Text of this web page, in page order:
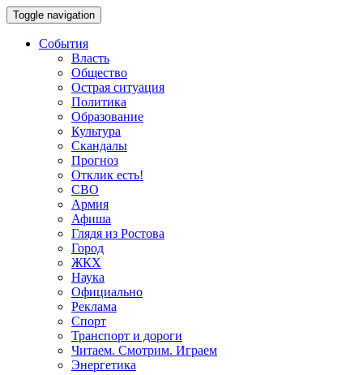
Toggle navigation
События
Власть
Общество
Острая ситуация
Политика
Образование
Культура
Скандалы
Прогноз
Отклик есть!
СВО
Армия
Афиша
Глядя из Ростова
Город
ЖКХ
Наука
Официально
Реклама
Спорт
Транспорт и дороги
Читаем. Смотрим. Играем
Энергетика